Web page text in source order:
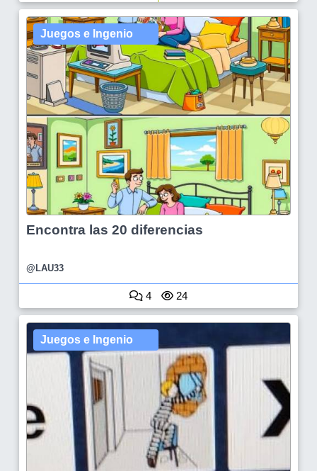
Juegos e Ingenio
Encontra las 20 diferencias
@LAU33
4 24
Juegos e Ingenio